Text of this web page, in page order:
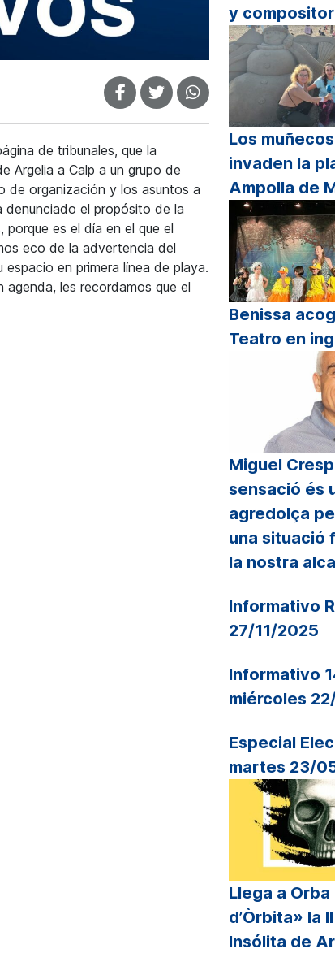
de tribunales, que la
Argelia a Calp a un grupo de
de organización y los asuntos a
denunciado el propósito de la
es el día en el que el
eco de la advertencia del
en primera línea de playa.
les recordamos que el
y
Los
invaden la
Ampolla de
Benissa
Teatro en
Miguel
sensació és
agredolça
una situació
la nostra
Informativo
27/11/2025
Informativo
miércoles
Especial
martes 23/
Llega a Orba
d’Òrbita» la
Insólita de